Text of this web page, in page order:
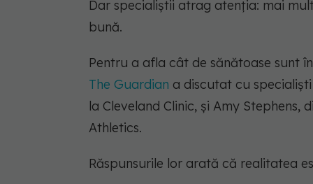
Dar specialiștii atrag atenția: mai
bună.
Pentru a afla cât de sănătoase sunt
The Guardian a discutat cu
la Cleveland Clinic, și Amy
Athletics.
Răspunsurile lor arată că realitatea